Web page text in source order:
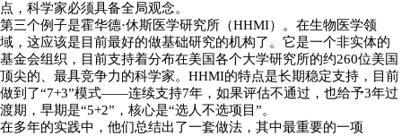
点，科学家必须具备全局观念。
第三个例子是霍华德·休斯医学研究所（HHMI）。在生物医学领
域，这应该是目前最好的做基础研究的机构了。它是一个非实体的
基金会组织，目前支持着分布在美国各个大学研究所的约260位美国
顶尖的、最具竞争力的科学家。HHMI的特点是长期稳定支持，目前
做到了“7+3”模式——连续支持7年，如果评估不通过，也给予3年过
渡期，早期是“5+2”，核心是“选人不选项目”。
在多年的实践中，他们总结出了一套做法，其中最重要的一项